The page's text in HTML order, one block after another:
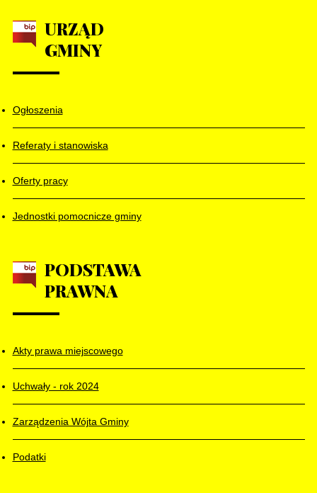
URZĄD
GMINY
Ogłoszenia
Referaty i stanowiska
Oferty pracy
Jednostki pomocnicze gminy
PODSTAWA
PRAWNA
Akty prawa miejscowego
Uchwały - rok 2024
Zarządzenia Wójta Gminy
Podatki